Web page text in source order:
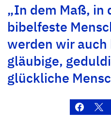
„In dem Maß, in
bibelfeste
werden wir auch
gläubige,
glückliche